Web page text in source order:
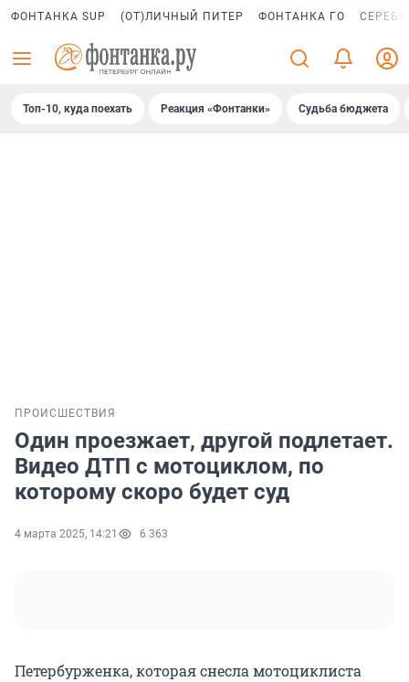
ФОНТАНКА SUP (ОТ)ЛИЧНЫЙ ПИТЕР ФОНТАНКА ГО
Топ-10, куда поехать Реакция «Фонтанки» Судьба бюджета
ПРОИСШЕСТВИЯ
Один проезжает, другой подлетает.
Видео ДТП с мотоциклом, по
которому скоро будет суд
4 марта 2025, 14:21 6 363
Петербурженка, которая снесла мотоциклиста